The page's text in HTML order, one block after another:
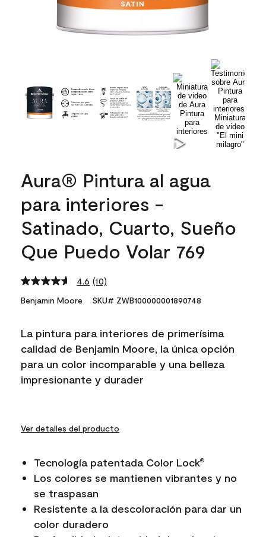
Aura® Pintura al agua
para interiores -
Satinado, Cuarto, Sueño
Que Puedo Volar 769
4.6 Read
10
Reviews.
link.
(10)
Benjamin Moore SKU# ZWB100000001890748
La pintura para interiores de primerísima
calidad de Benjamin Moore, la única opción
para un color incomparable y una belleza
impresionante y durader
Ver detalles del producto
Tecnología patentada Color Lock®
Los colores se mantienen vibrantes y no
se traspasan
Resistente a la descoloración para dar un
color duradero